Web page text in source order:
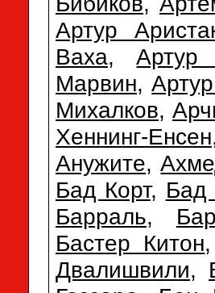
Артур
Ваха,Артур
Марвин,
Михалков,
Хеннинг-Енсен
Анужите,
Бад Корт, Бад
Барраль,
Бастер Китон
Двалишвили,